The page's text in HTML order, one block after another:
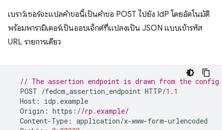
เบราว์เซอร์จะแปลคำขอนี้เป็นคำขอ POST ไปยัง IdP โดยอัตโนมัติ
พร้อมพารามิเตอร์เป็นออบเจ็กต์ที่แปลงเป็น JSON แบบเข้ารหัส
URL รายการเดียว
// The assertion endpoint is drawn from the
POST /fedcm_assertion_endpoint HTTP/1.1
Host : idp . example
Origin : https : //rp.example/
Content-Type : application/x-www-form-urlencoded